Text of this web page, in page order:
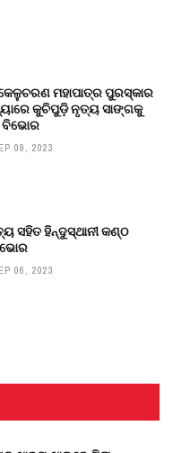
ମହାପାତ୍ର ପୁରସ୍କାର
କୁଚିପୁଡ଼ି ନୃତ୍ୟ ସାଙ୍ଗକୁ
ବିଭୋର
09, 2023
ସହିତ ହିନ୍ଦୁସ୍ଥାନୀ କଣ୍ଠ
06, 2023